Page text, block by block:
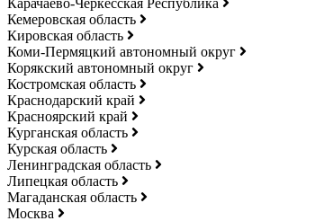
Карачаево-Черкесская Республика
Кемеровская область
Кировская область
Коми-Пермяцкий автономный округ
Корякский автономный округ
Костромская область
Краснодарский край
Красноярский край
Курганская область
Курская область
Ленинградская область
Липецкая область
Магаданская область
Москва